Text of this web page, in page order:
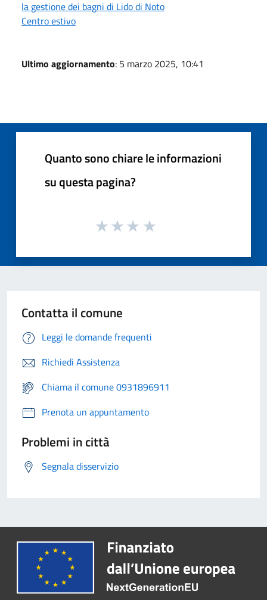
la gestione dei bagni di Lido di Noto
Centro estivo
Ultimo aggiornamento: 5 marzo 2025, 10:41
Quanto sono chiare le informazioni
su questa pagina?
Contatta il comune
Leggi le domande frequenti
Richiedi Assistenza
Chiama il comune 0931896911
Prenota un appuntamento
Problemi in città
Segnala disservizio